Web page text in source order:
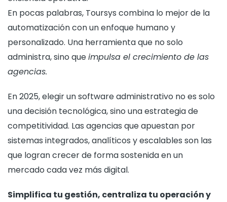
En pocas palabras, Toursys combina lo mejor de la
automatización con un enfoque humano y
personalizado. Una herramienta que no solo
administra, sino queimpulsa el crecimiento de las
agencias.
En 2025, elegir un software administrativo no es solo
una decisión tecnológica, sino una estrategia de
competitividad. Las agencias que apuestan por
sistemas integrados, analíticos y escalables son las
que logran crecer de forma sostenida en un
mercado cada vez más digital.
Simplifica tu gestión, centraliza tu operación y